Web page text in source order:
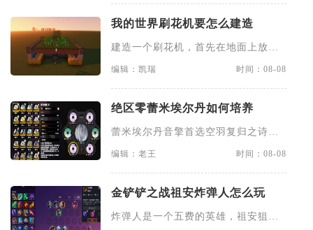
我的世界刷花机要怎么建造
建造一个刷花机，首先在地面上放一
编辑：凯瑞 时间：08-08
绝区零蕾米埃尔丹如何培养
蕾米埃尔丹音擎首选空羽复归之诗‌，
编辑：老王 时间：08-08
金铲铲之战祖安炸弹人怎么玩
炸弹人是一个五费的英雄，祖安狙神